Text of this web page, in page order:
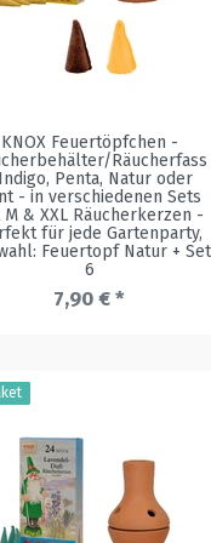
KNOX Feuertöpfchen -
Räucherfass
Penta, Natur oder
- in verschiedenen Sets
M & XXL Räucherkerzen -
für jede Gartenparty,
Feuertopf Natur + Set
6
7,90 € *